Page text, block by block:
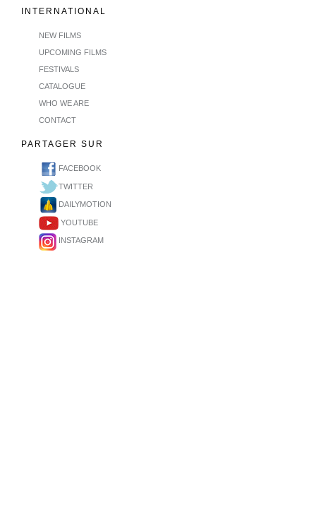
INTERNATIONAL
NEW FILMS
UPCOMING FILMS
FESTIVALS
CATALOGUE
WHO WE ARE
CONTACT
PARTAGER SUR
FACEBOOK
TWITTER
DAILYMOTION
YOUTUBE
INSTAGRAM